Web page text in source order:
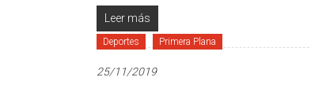
Leer más
Deportes Primera Plana
25/11/2019